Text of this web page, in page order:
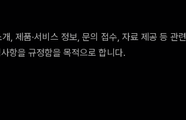
, 제품·서비스 정보, 문의 접수, 자료 제공 등 관련
항을 규정함을 목적으로 합니다.